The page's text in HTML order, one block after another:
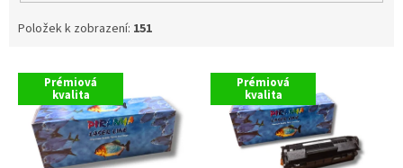
Položek k zobrazení: 151
V
Prémiová
kvalita
Prémiová
kvalita